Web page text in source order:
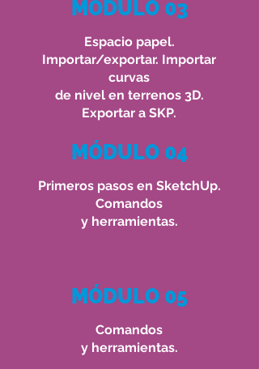
MÓDULO 03
Espacio papel.
Importar/exportar. Importar
curvas
de nivel en terrenos 3D.
Exportar a SKP.
MÓDULO 04
Primeros pasos en SketchUp.
Comandos
y herramientas.
MÓDULO 05
Comandos
y herramientas.